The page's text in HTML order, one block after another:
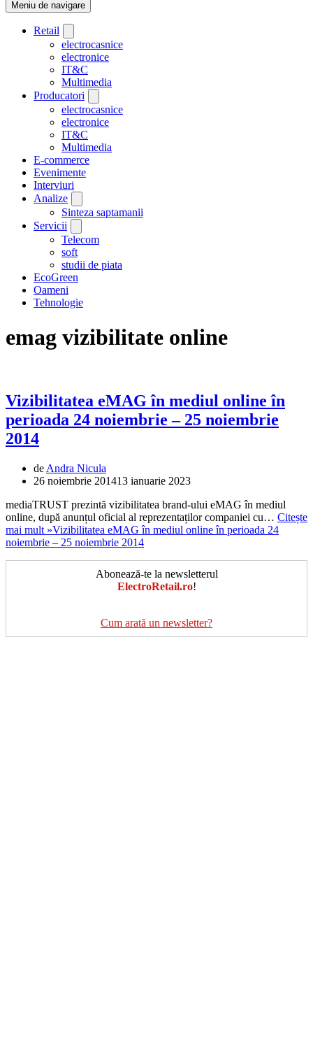
Meniu de navigare
Retail
electrocasnice
electronice
IT&C
Multimedia
Producatori
electrocasnice
electronice
IT&C
Multimedia
E-commerce
Evenimente
Interviuri
Analize
Sinteza saptamanii
Servicii
Telecom
soft
studii de piata
EcoGreen
Oameni
Tehnologie
emag vizibilitate online
Vizibilitatea eMAG în mediul online în
perioada 24 noiembrie – 25 noiembrie
2014
de Andra Nicula
26 noiembrie 201413 ianuarie 2023
mediaTRUST prezintă vizibilitatea brand-ului eMAG în mediul
online, după anunțul oficial al reprezentaților companiei cu… Citește
mai mult »Vizibilitatea eMAG în mediul online în perioada 24
noiembrie – 25 noiembrie 2014
Abonează-te la newsletterul
ElectroRetail.ro!
Cum arată un newsletter?